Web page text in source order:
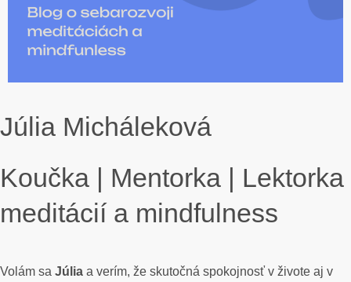
Júlia Micháleková
Koučka | Mentorka | Lektorka
meditácií a mindfulness
Volám sa Júlia a verím, že skutočná spokojnosť v živote aj v